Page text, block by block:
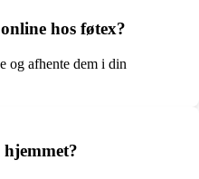
hos føtex?
og afhente dem i din